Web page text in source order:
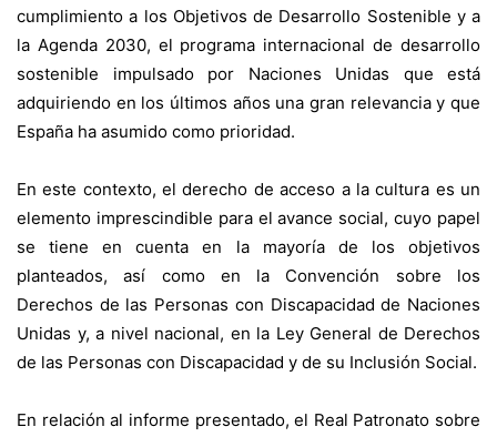
cumplimiento a los Objetivos de Desarrollo Sostenible y a
la Agenda 2030, el programa internacional de desarrollo
sostenible impulsado por Naciones Unidas que está
adquiriendo en los últimos años una gran relevancia y que
España ha asumido como prioridad.
En este contexto, el derecho de acceso a la cultura es un
elemento imprescindible para el avance social, cuyo papel
se tiene en cuenta en la mayoría de los objetivos
planteados, así como en la Convención sobre los
Derechos de las Personas con Discapacidad de Naciones
Unidas y, a nivel nacional, en la Ley General de Derechos
de las Personas con Discapacidad y de su Inclusión Social.
En relación al informe presentado, el Real Patronato sobre